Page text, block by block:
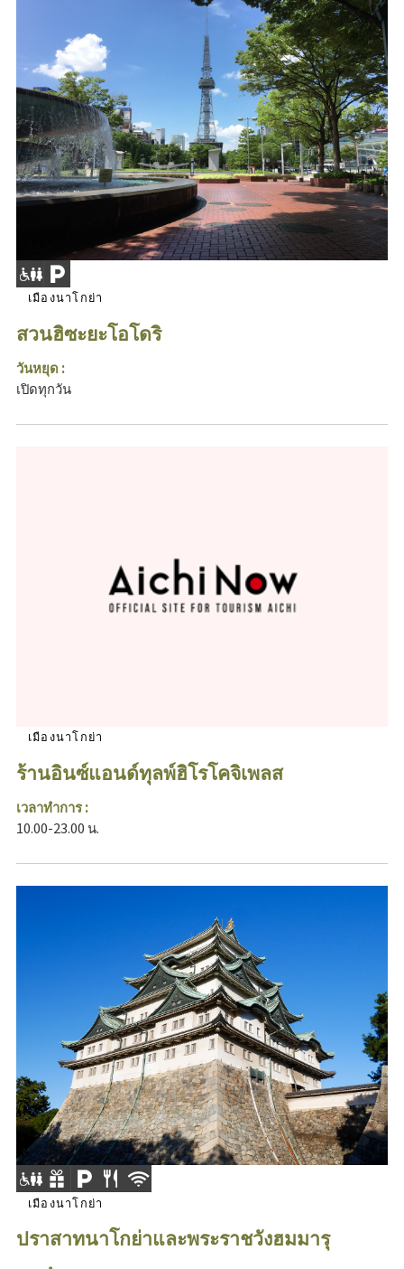
เมืองนาโกย่า
สวนฮิซะยะโอโดริ
วันหยุด :
เปิดทุกวัน
เมืองนาโกย่า
ร้านอินซ์แอนด์ทุลพ์ฮิโรโคจิเพลส
เวลาทำการ :
10.00-23.00 น.
เมืองนาโกย่า
ปราสาทนาโกย่าและพระราชวังฮมมารุ